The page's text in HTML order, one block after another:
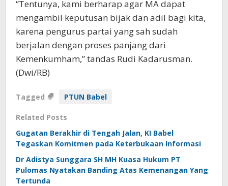
“Tentunya, kami berharap agar MA dapat
mengambil keputusan bijak dan adil bagi kita,
karena pengurus partai yang sah sudah
berjalan dengan proses panjang dari
Kemenkumham,” tandas Rudi Kadarusman.
(Dwi/RB)
Tagged PTUN Babel
Related Posts
Gugatan Berakhir di Tengah Jalan, KI Babel
Tegaskan Komitmen pada Keterbukaan Informasi
Dr Adistya Sunggara SH MH Kuasa Hukum PT
Pulomas Nyatakan Banding Atas Kemenangan Yang
Tertunda